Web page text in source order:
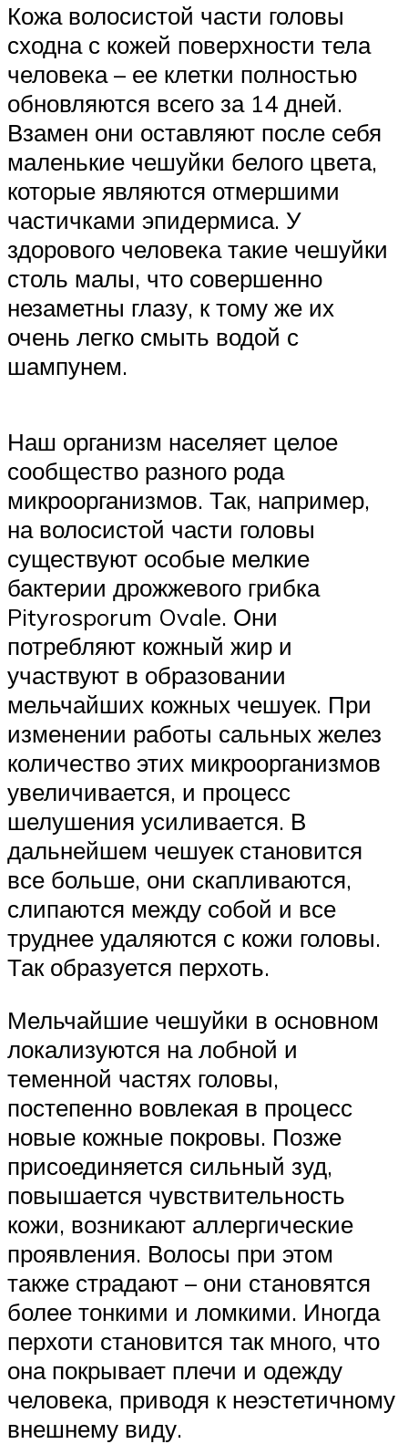
Кожа волосистой части головы
сходна с кожей поверхности тела
человека – ее клетки полностью
обновляются всего за 14 дней.
Взамен они оставляют после себя
маленькие чешуйки белого цвета,
которые являются отмершими
частичками эпидермиса. У
здорового человека такие чешуйки
столь малы, что совершенно
незаметны глазу, к тому же их
очень легко смыть водой с
шампунем.
Наш организм населяет целое
сообщество разного рода
микроорганизмов. Так, например,
на волосистой части головы
существуют особые мелкие
бактерии дрожжевого грибка
Pityrosporum Ovale. Они
потребляют кожный жир и
участвуют в образовании
мельчайших кожных чешуек. При
изменении работы сальных желез
количество этих микроорганизмов
увеличивается, и процесс
шелушения усиливается. В
дальнейшем чешуек становится
все больше, они скапливаются,
слипаются между собой и все
труднее удаляются с кожи головы.
Так образуется перхоть.
Мельчайшие чешуйки в основном
локализуются на лобной и
теменной частях головы,
постепенно вовлекая в процесс
новые кожные покровы. Позже
присоединяется сильный зуд,
повышается чувствительность
кожи, возникают аллергические
проявления. Волосы при этом
также страдают – они становятся
более тонкими и ломкими. Иногда
перхоти становится так много, что
она покрывает плечи и одежду
человека, приводя к неэстетичному
внешнему виду.